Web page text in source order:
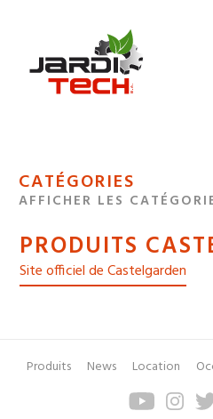
Jarditech
MENU
DE
DES
CATÉGORIES
AFFICHER LES
PRODUITS
Site officiel de Castelgarden
Pied
Menu
Produits News Location